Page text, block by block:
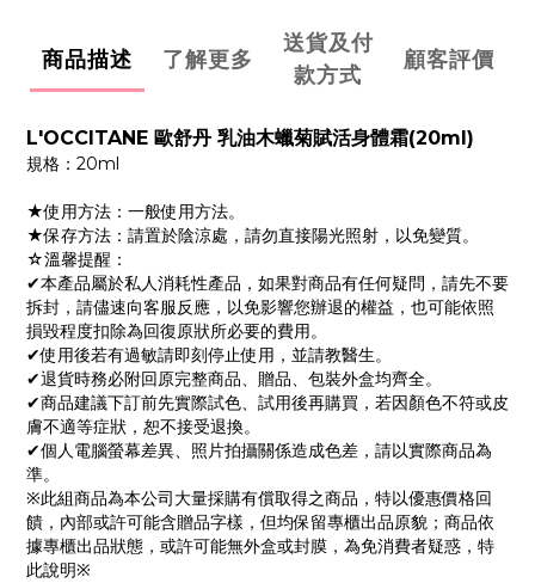
商品描述 了解更多
送貨及付
款方式
顧客評價
L'OCCITANE 歐舒丹 乳油木蠟菊賦活身體霜(20ml)
規格：20ml
★使用方法：一般使用方法。
★保存方法：請置於陰涼處，請勿直接陽光照射，以免變質。
☆溫馨提醒：
✔本產品屬於私人消耗性產品，如果對商品有任何疑問，請先不要
拆封，請儘速向客服反應，以免影響您辦退的權益，也可能依照
損毀程度扣除為回復原狀所必要的費用。
✔使用後若有過敏請即刻停止使用，並請教醫生。
✔退貨時務必附回原完整商品、贈品、包裝外盒均齊全。
✔商品建議下訂前先實際試色、試用後再購買，若因顏色不符或皮
膚不適等症狀，恕不接受退換。
✔個人電腦螢幕差異、照片拍攝關係造成色差，請以實際商品為
準。
※此組商品為本公司大量採購有償取得之商品，特以優惠價格回
饋，內部或許可能含贈品字樣，但均保留專櫃出品原貌；商品依
據專櫃出品狀態，或許可能無外盒或封膜，為免消費者疑惑，特
此說明※